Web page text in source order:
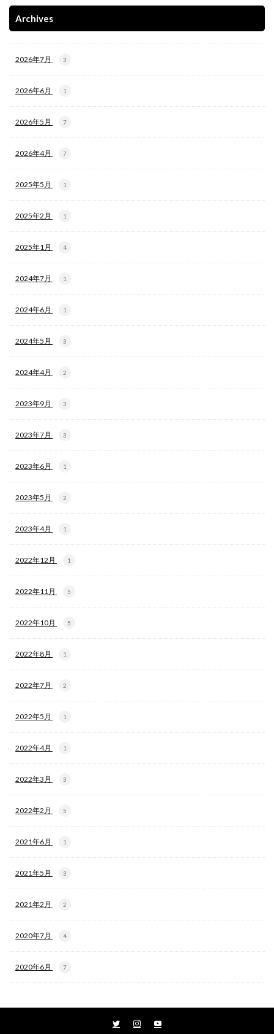
Archives
2026年7月 3
2026年6月 1
2026年5月 7
2026年4月 7
2025年5月 1
2025年2月 1
2025年1月 4
2024年7月 1
2024年6月 1
2024年5月 3
2024年4月 2
2023年9月 3
2023年7月 3
2023年6月 1
2023年5月 2
2023年4月 1
2022年12月 1
2022年11月 5
2022年10月 5
2022年8月 1
2022年7月 2
2022年5月 1
2022年4月 1
2022年3月 3
2022年2月 5
2021年6月 1
2021年5月 3
2021年2月 2
2020年7月 4
2020年6月 7